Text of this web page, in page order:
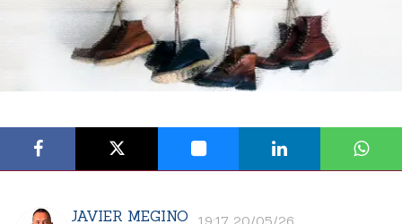
JAVIER MEGINO